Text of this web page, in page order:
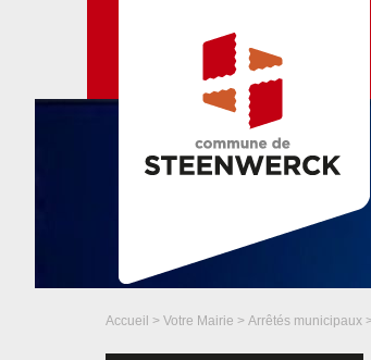
Accueil > Votre Mairie > Arrêtés municipaux